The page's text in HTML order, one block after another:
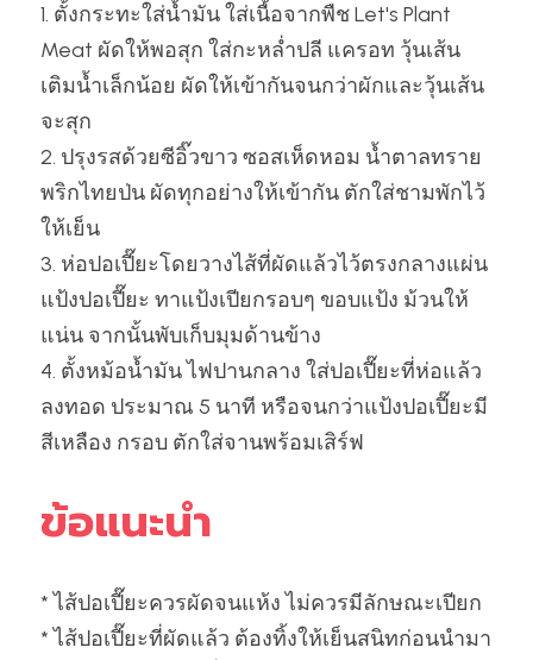
1. ตั้งกระทะใส่น้ำมัน ใส่เนื้อจากพืช Let's Plant
Meat ผัดให้พอสุก ใส่กะหล่ำปลี แครอท วุ้นเส้น
เติมน้ำเล็กน้อย ผัดให้เข้ากันจนกว่าผักและวุ้นเส้น
จะสุก
2. ปรุงรสด้วยซีอิ๊วขาว ซอสเห็ดหอม น้ำตาลทราย
พริกไทยป่น ผัดทุกอย่างให้เข้ากัน ตักใส่ชามพักไว้
ให้เย็น
3. ห่อปอเปี๊ยะโดยวางไส้ที่ผัดแล้วไว้ตรงกลางแผ่น
แป้งปอเปี๊ยะ ทาแป้งเปียกรอบๆ ขอบแป้ง ม้วนให้
แน่น จากนั้นพับเก็บมุมด้านข้าง
4. ตั้งหม้อน้ำมัน ไฟปานกลาง ใส่ปอเปี๊ยะที่ห่อแล้ว
ลงทอด ประมาณ 5 นาที หรือจนกว่าแป้งปอเปี๊ยะมี
สีเหลือง กรอบ ตักใส่จานพร้อมเสิร์ฟ
ข้อแนะนำ
* ไส้ปอเปี๊ยะควรผัดจนแห้ง ไม่ควรมีลักษณะเปียก
* ไส้ปอเปี๊ยะที่ผัดแล้ว ต้องทิ้งให้เย็นสนิทก่อนนำมา